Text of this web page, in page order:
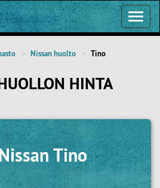
Nissan huolto Tino
HINTA
Tino